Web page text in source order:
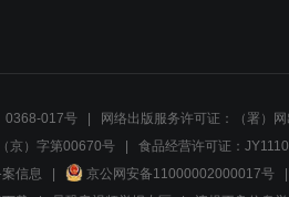
0368-017号 网络出版服务许可证：（署）
京）字第00670号 食品经营许可证：
信息 京公网安备11000002000017号